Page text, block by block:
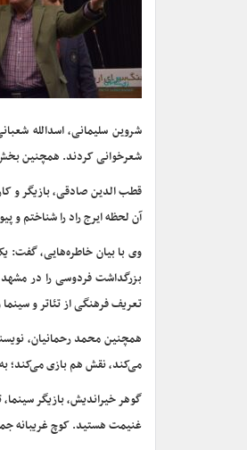
شروین سلیمانی، اسدالله
شعرخوانی کردند. همچنین
آن لحظه ایرج راد را شناختم
وی با بیان خاطره‌هایی، گفت:
بزرگداشت فردوسی را در
تعریف فرهنگی از تئاتر و
همچنین محمد رحمانیان،
می‌کند، نقش هم بازی می‌کند؛
گوهر خیراندیش، بازیگر
غنیمت هستید. کوچ غریبانه